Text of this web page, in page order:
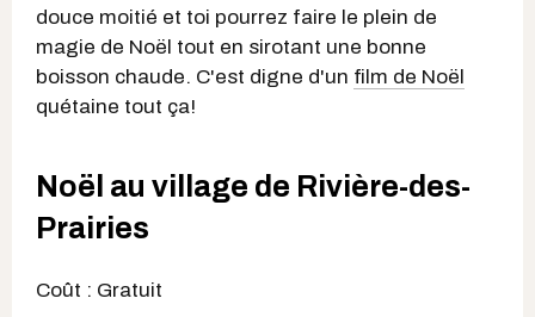
douce moitié et toi pourrez faire le plein de
magie de Noël tout en sirotant une bonne
boisson chaude. C'est digne d'un film de Noël
quétaine tout ça!
Noël au village de Rivière-des-
Prairies
Coût : Gratuit